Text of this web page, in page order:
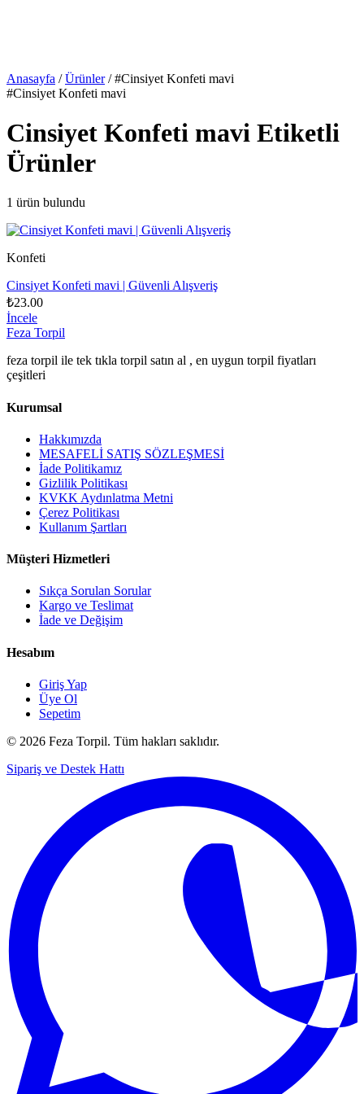
Anasayfa / Ürünler / #Cinsiyet Konfeti mavi
#Cinsiyet Konfeti mavi
Cinsiyet Konfeti mavi Etiketli
Ürünler
1 ürün bulundu
Konfeti
Cinsiyet Konfeti mavi | Güvenli Alışveriş
₺23.00
İncele
Feza Torpil
feza torpil ile tek tıkla torpil satın al , en uygun torpil fiyatları
çeşitleri
Kurumsal
Hakkımızda
MESAFELİ SATIŞ SÖZLEŞMESİ
İade Politikamız
Gizlilik Politikası
KVKK Aydınlatma Metni
Çerez Politikası
Kullanım Şartları
Müşteri Hizmetleri
Sıkça Sorulan Sorular
Kargo ve Teslimat
İade ve Değişim
Hesabım
Giriş Yap
Üye Ol
Sepetim
© 2026 Feza Torpil. Tüm hakları saklıdır.
Sipariş ve Destek Hattı